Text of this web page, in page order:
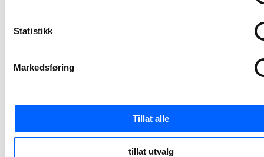
Statistikk
Markedsføring
Tillat alle
tillat utvalg